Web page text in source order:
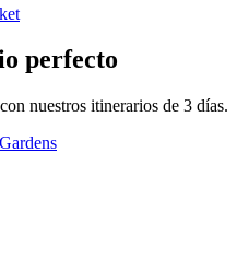
perfecto
nuestros itinerarios de 3 días.